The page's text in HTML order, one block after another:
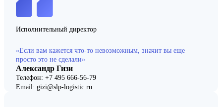
Исполнительный директор
«Если вам кажется что-то невозможным, значит вы еще
просто это не сделали»
Александр Гизи
Телефон: +7 495 666-56-79
Email: gizi@slp-logistic.ru